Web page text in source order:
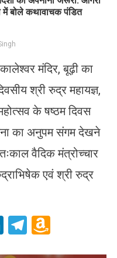
में बोले कथावाचक पंडित
मंदिर, बूढ़ी का
श्री रुद्र महायज्ञ,
के षष्ठम दिवस
का अनुपम संगम देखने
वैदिक मंत्रोच्चार
एवं श्री रुद्र
LinkedIn
Telegram